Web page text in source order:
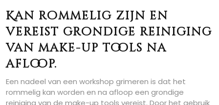
Kan rommelig zijn en
vereist grondige reiniging
van make-up tools na
afloop.
Een nadeel van een workshop grimeren is dat het
rommelig kan worden en na afloop een grondige
reiniging van de make-up tools vereist. Door het gebruik